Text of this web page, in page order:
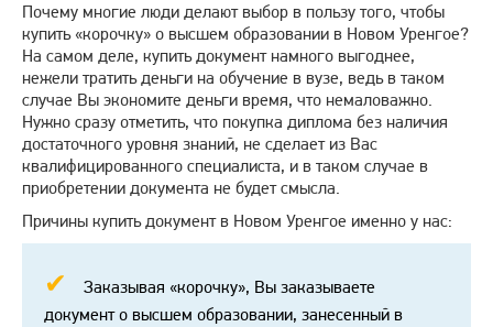
Почему многие люди делают выбор в пользу того, чтобы
купить «корочку» о высшем образовании в Новом Уренгое?
На самом деле, купить документ намного выгоднее,
нежели тратить деньги на обучение в вузе, ведь в таком
случае Вы экономите деньги время, что немаловажно.
Нужно сразу отметить, что покупка диплома без наличия
достаточного уровня знаний, не сделает из Вас
квалифицированного специалиста, и в таком случае в
приобретении документа не будет смысла.
Причины купить документ в Новом Уренгое именно у нас:
Заказывая «корочку», Вы заказываете
документ о высшем образовании, занесенный в